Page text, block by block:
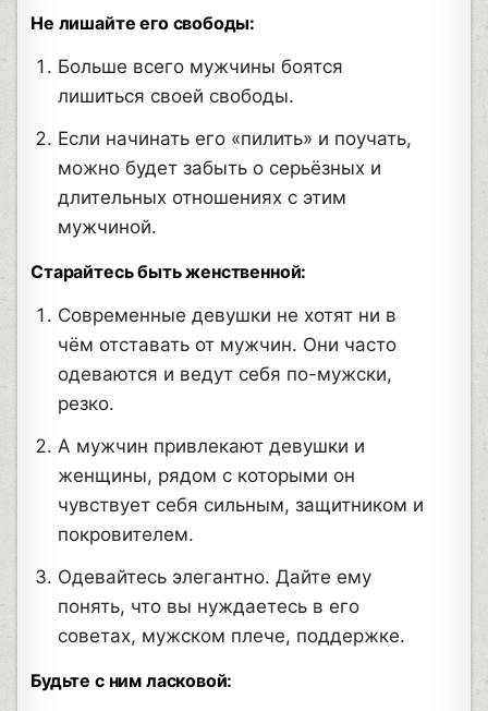
Не лишайте его свободы:
Больше всего мужчины боятся
лишиться своей свободы.
Если начинать его «пилить» и поучать,
можно будет забыть о серьёзных и
длительных отношениях с этим
мужчиной.
Старайтесь быть женственной:
Современные девушки не хотят ни в
чём отставать от мужчин. Они часто
одеваются и ведут себя по-мужски,
резко.
А мужчин привлекают девушки и
женщины, рядом с которыми он
чувствует себя сильным, защитником и
покровителем.
Одевайтесь элегантно. Дайте ему
понять, что вы нуждаетесь в его
советах, мужском плече, поддержке.
Будьте с ним ласковой: